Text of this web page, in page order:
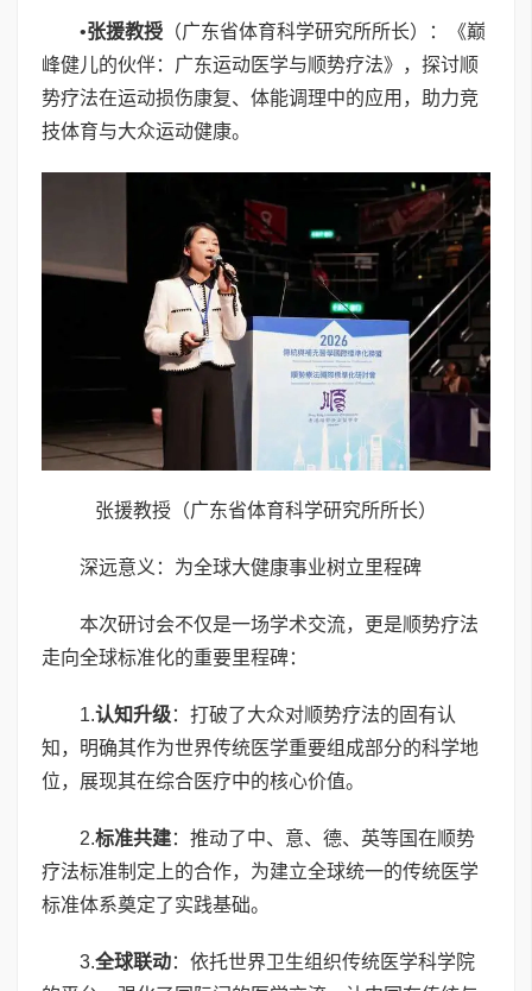
•张援教授 （广东省体育科学研究所所长）：《巅
峰健儿的伙伴：广东运动医学与顺势疗法》，探讨顺
势疗法在运动损伤康复、体能调理中的应用，助力竞
技体育与大众运动健康。
张援教授（广东省体育科学研究所所长）
深远意义：为全球大健康事业树立里程碑
本次研讨会不仅是一场学术交流，更是顺势疗法
走向全球标准化的重要里程碑：
1.认知升级：打破了大众对顺势疗法的固有认
知，明确其作为世界传统医学重要组成部分的科学地
位，展现其在综合医疗中的核心价值。
2.标准共建：推动了中、意、德、英等国在顺势
疗法标准制定上的合作，为建立全球统一的传统医学
标准体系奠定了实践基础。
3.全球联动：依托世界卫生组织传统医学科学院